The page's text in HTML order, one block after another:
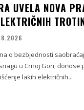
UVELA NOVA
o bezbjednosti
u Crnoj Gori, donose
lakih električnih...